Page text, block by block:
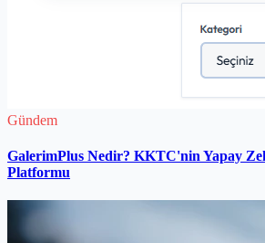
Gündem
GalerimPlus Nedir? KKTC'nin Yapay
Platformu